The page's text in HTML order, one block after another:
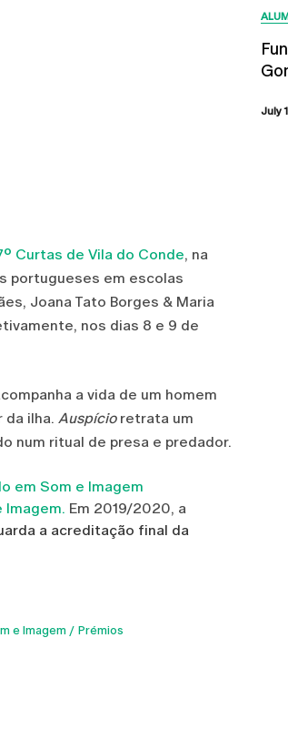
Curtas de Vila do Conde, na
portugueses em escolas
Joana Tato Borges & Maria
nos dias 8 e 9 de
a vida de um homem
ilha. Auspício retrata um
num ritual de presa e predador.
em Som e Imagem
Imagem. Em 2019/2020, a
a acreditação final da
e Imagem Prémios
July